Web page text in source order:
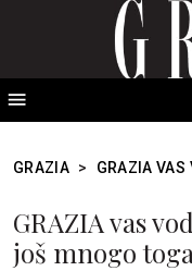
GRAZIA > GRAZIA VAS
GRAZIA vas
još mnogo